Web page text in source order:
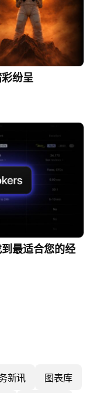
纷呈
最适合您的经
新讯 图表库